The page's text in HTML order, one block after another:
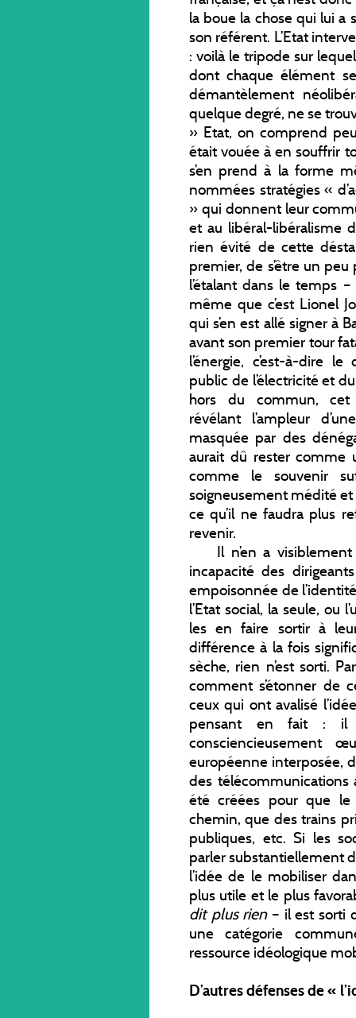
la boue la chose qui lui a
son référent. L’Etat
: voilà le tripode sur
dont chaque élément
démantèlement
quelque degré, ne se
» Etat, on comprend
était vouée à en souffrir
s’en prend à la forme
nommées stratégies «
» qui donnent leur
et au libéral-libéralisme
rien évité de cette
premier, de s’être un
l’étalant dans le temps
même que c’est Lionel
qui s’en est allé signer à
avant son premier tour
l’énergie, c’est-à-dire
public de l’électricité et
hors du commun, cet
révélant l’ampleur
masquée par des
aurait dû rester comme
comme le souvenir
soigneusement médité et
ce qu’il ne faudra plus
revenir.
Il n’en a visiblement
incapacité des
empoisonnée de
l’Etat social, la seule, ou
les en faire sortir à leur
différence à la fois
sèche, rien n’est sorti.
comment s’étonner de
ceux qui ont avalisé
pensant en fait :
consciencieusement
européenne interposée,
des
été créées pour que le
chemin, que des trains
publiques, etc. Si les
parler substantiellement
l’idée de le mobiliser
plus utile et le plus
dit plus rien– il est sorti
une catégorie
ressource idéologique
D’autres défenses de «